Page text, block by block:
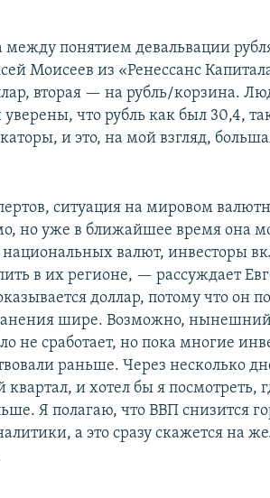
понятием девальвации
Моисеев из «Ренессанс
вторая — на рубль/корзина.
уверены, что рубль как был 30,4,
и это, на мой взгляд,
ситуация на мировом
но уже в ближайшее время она
валют, инвесторы
в их регионе, — рассуждает
доллар, потому что он
шире. Возможно,
не сработает, но пока многие
раньше. Через несколько
и хотел бы я посмотреть,
Я полагаю, что ВВП снизится
а это сразу скажется на